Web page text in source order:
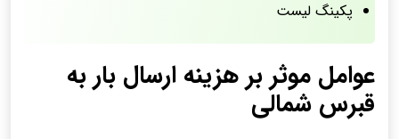
پکینگ لیست
عوامل موثر بر هزینه ارسال بار به
قبرس شمالی